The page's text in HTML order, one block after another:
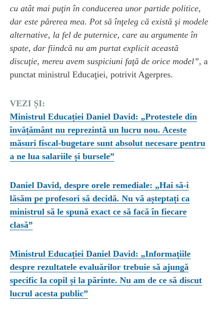
cu atât mai puţin în conducerea unor partide politice,
dar este părerea mea. Pot să înţeleg că există şi modele
alternative, la fel de puternice, care au argumente în
spate, dar fiindcă nu am purtat explicit această
discuţie, mereu avem suspiciuni faţă de orice model”, a
punctat ministrul Educaţiei, potrivit Agerpres.
VEZI ȘI:
Ministrul Educației Daniel David: „Protestele din
învățământ nu reprezintă un lucru nou. Aceste
măsuri fiscal-bugetare sunt absolut necesare pentru
a ne lua salariile și bursele”
Daniel David, despre orele remediale: „Hai să-i
lăsăm pe profesori să decidă. Nu vă așteptați ca
ministrul să le spună exact ce să facă în fiecare
clasă”
Ministrul Educației Daniel David: „Informațiile
despre rezultatele evaluărilor trebuie să ajungă
specific la copil și la părinte. Nu am de ce să discut
lucrul acesta public”